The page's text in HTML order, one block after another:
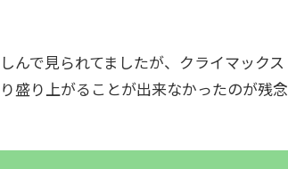
んで見られてましたが、クライマックス
盛り上がることが出来なかったのが残念